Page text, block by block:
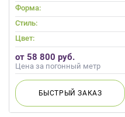
Форма:
Стиль:
Цвет:
от 58 800 руб.
Цена за погонный метр
БЫСТРЫЙЗАКАЗ